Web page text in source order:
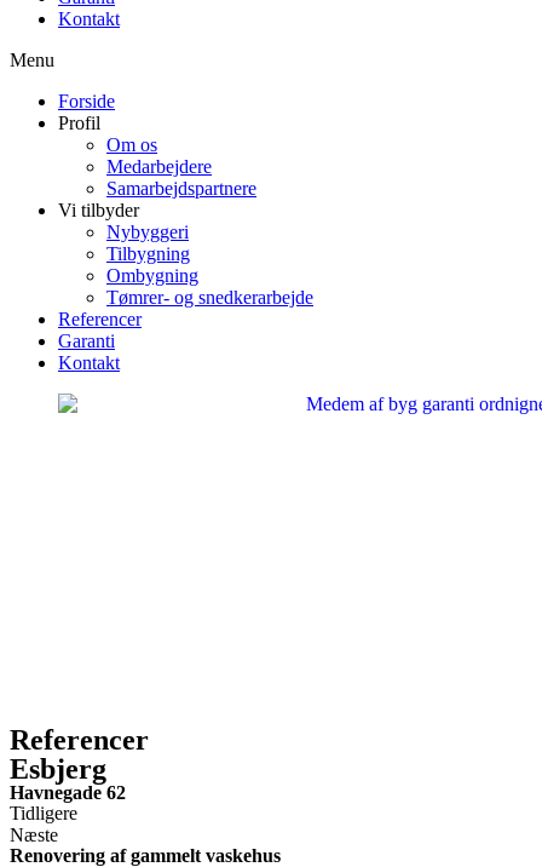
Kontakt
Menu
Forside
Profil
Om os
Medarbejdere
Samarbejdspartnere
Vi tilbyder
Nybyggeri
Tilbygning
Ombygning
Tømrer- og snedkerarbejde
Referencer
Garanti
Kontakt
Referencer
Esbjerg
Havnegade 62
Tidligere
Næste
Renovering af gammelt vaskehus